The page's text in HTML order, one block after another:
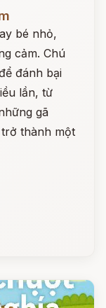
bé nhỏ,
cảm. Chú
đánh bại
lần, từ
gã
thành một